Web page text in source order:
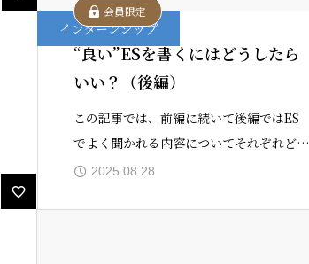
インターンシップ
会員限定
“良い”ESを書くにはどうしたら
いい？（後編）
この記事では、前編に続いて後編ではES
でよく聞かれる内容についてそれぞれどの
ように回答すれば良いのかを解説していき
2025.08.28